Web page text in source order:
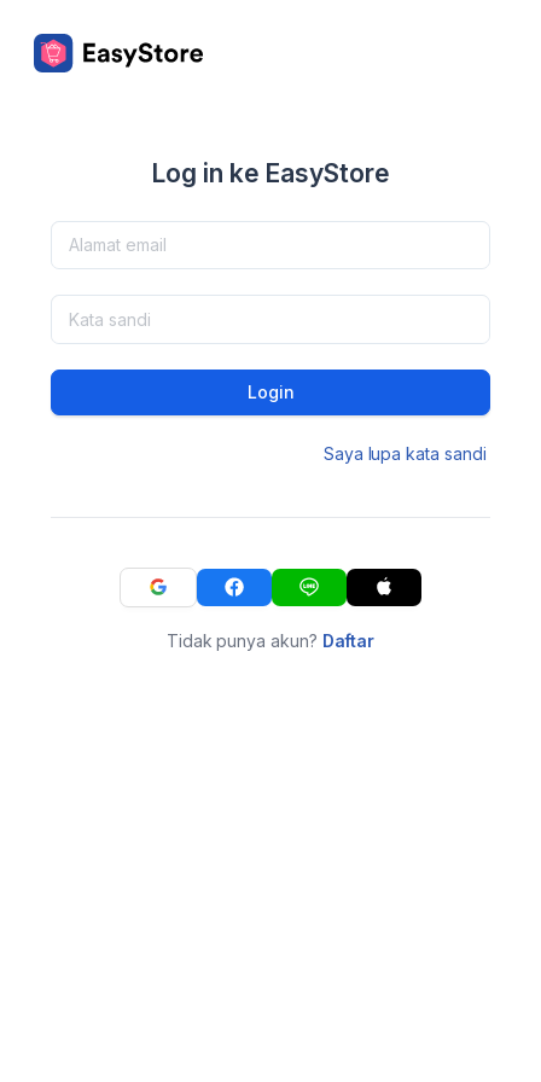
Log in ke EasyStore
Login
Saya lupa kata sandi
Tidak punya akun? Daftar